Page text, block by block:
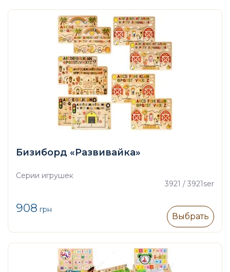
Бизиборд «Развивайка»
Серии игрушек
3921 / 3921ser
908 грн
Выбрать